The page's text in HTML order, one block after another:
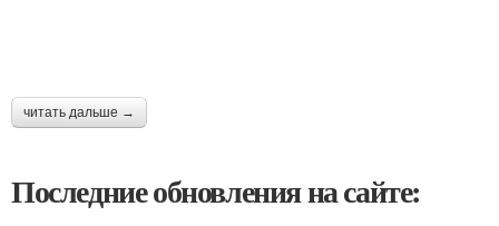
читать дальше →
Последние обновления на сайте: